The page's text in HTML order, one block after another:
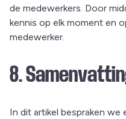
de medewerkers. Door
kennis op elk moment en
medewerker.
8.
In dit artikel bespraken we